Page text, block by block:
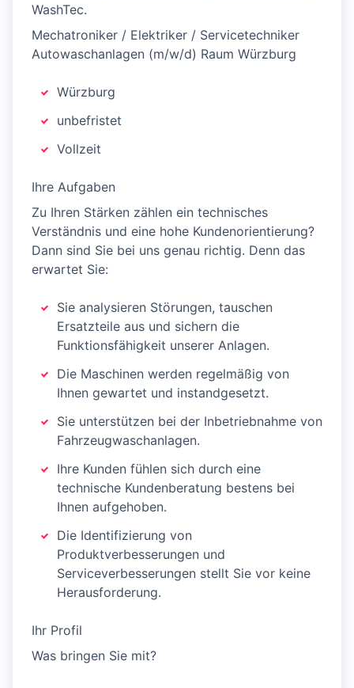
WashTec.
Mechatroniker / Elektriker / Servicetechniker
Autowaschanlagen (m/w/d) Raum Würzburg
Würzburg
unbefristet
Vollzeit
Ihre Aufgaben
Zu Ihren Stärken zählen ein technisches
Verständnis und eine hohe Kundenorientierung?
Dann sind Sie bei uns genau richtig. Denn das
erwartet Sie:
Sie analysieren Störungen, tauschen
Ersatzteile aus und sichern die
Funktionsfähigkeit unserer Anlagen.
Die Maschinen werden regelmäßig von
Ihnen gewartet und instandgesetzt.
Sie unterstützen bei der Inbetriebnahme von
Fahrzeugwaschanlagen.
Ihre Kunden fühlen sich durch eine
technische Kundenberatung bestens bei
Ihnen aufgehoben.
Die Identifizierung von
Produktverbesserungen und
Serviceverbesserungen stellt Sie vor keine
Herausforderung.
Ihr Profil
Was bringen Sie mit?